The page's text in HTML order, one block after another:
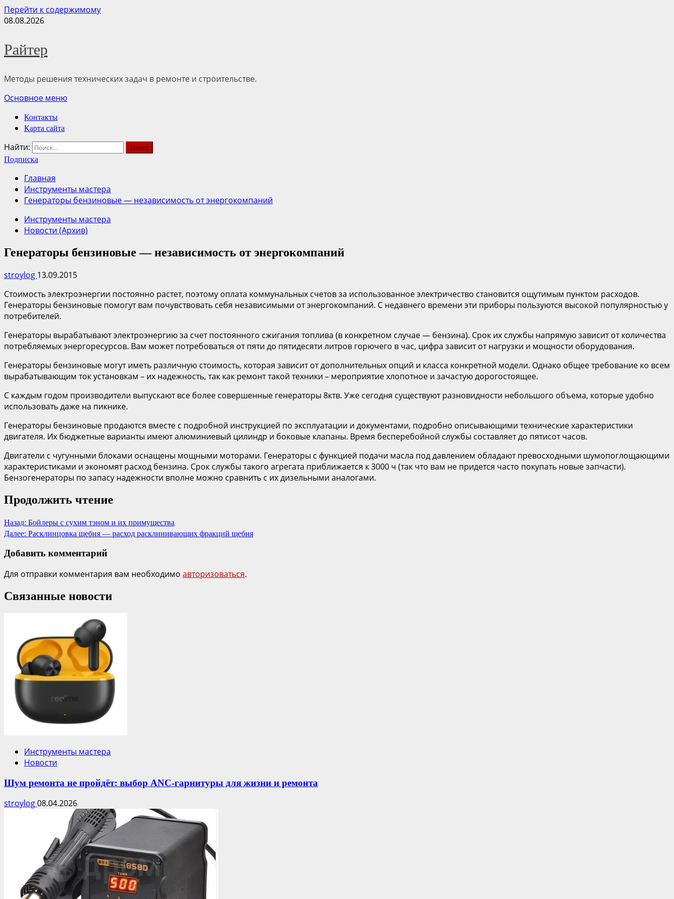
Перейти к содержимому
08.08.2026
Райтер
Методы решения технических задач в ремонте и строительстве.
Основное меню
Контакты
Карта сайта
Найти:
Подписка
Главная
Инструменты мастера
Генераторы бензиновые — независимость от энергокомпаний
Инструменты мастера
Новости (Архив)
Генераторы бензиновые — независимость от энергокомпаний
stroylog 13.09.2015
Стоимость электроэнергии постоянно растет, поэтому оплата коммунальных счетов за использованное электричество становится ощутимым пунктом расходов.
Генераторы бензиновые помогут вам почувствовать себя независимыми от энергокомпаний. С недавнего времени эти приборы пользуются высокой популярностью у
потребителей.
Генераторы вырабатывают электроэнергию за счет постоянного сжигания топлива (в конкретном случае — бензина). Срок их службы напрямую зависит от количества
потребляемых энергоресурсов. Вам может потребоваться от пяти до пятидесяти литров горючего в час, цифра зависит от нагрузки и мощности оборудования.
Генераторы бензиновые могут иметь различную стоимость, которая зависит от дополнительных опций и класса конкретной модели. Однако общее требование ко всем
вырабатывающим ток установкам – их надежность, так как ремонт такой техники – мероприятие хлопотное и зачастую дорогостоящее.
С каждым годом производители выпускают все более совершенные генераторы 8ктв. Уже сегодня существуют разновидности небольшого объема, которые удобно
использовать даже на пикнике.
Генераторы бензиновые продаются вместе с подробной инструкцией по эксплуатации и документами, подробно описывающими технические характеристики
двигателя. Их бюджетные варианты имеют алюминиевый цилиндр и боковые клапаны. Время бесперебойной службы составляет до пятисот часов.
Двигатели с чугунными блоками оснащены мощными моторами. Генераторы с функцией подачи масла под давлением обладают превосходными шумопоглощающими
характеристиками и экономят расход бензина. Срок службы такого агрегата приближается к 3000 ч (так что вам не придется часто покупать новые запчасти).
Бензогенераторы по запасу надежности вполне можно сравнить с их дизельными аналогами.
Продолжить чтение
Назад: Бойлеры с сухим тэном и их примущества
Далее: Расклинцовка щебня — расход расклинивающих фракций щебня
Добавить комментарий
Для отправки комментария вам необходимо авторизоваться.
Связанные новости
Инструменты мастера
Новости
Шум ремонта не пройдёт: выбор ANC-гарнитуры для жизни и ремонта
stroylog08.04.2026